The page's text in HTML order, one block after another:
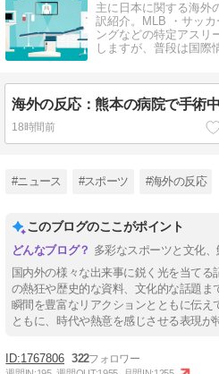
主に日本に関する海外
訳紹介。MLB ・サッ
ングなどの特定アスリ
しますが、普段は国際
18時間前
#ニュース #スポーツ #海外の反応
このブログのここがポイント
多彩なスポーツと文化
国内外の様々な出来事に鋭く光を当て
の熱狂や歴史的な資料、文化的な話題ま
瞬間を豊富なリアクションとともに伝え
ともに、時代や熱意を感じさせる表現が
1767806 322